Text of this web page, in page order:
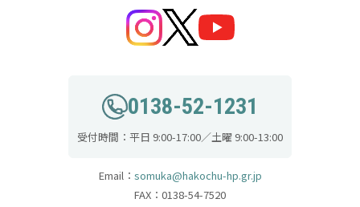
0138-52-1231
受付時間：平日 9:00-17:00／土曜 9:00-13:00
Email： somuka@hakochu-hp.gr.jp
FAX：0138-54-7520